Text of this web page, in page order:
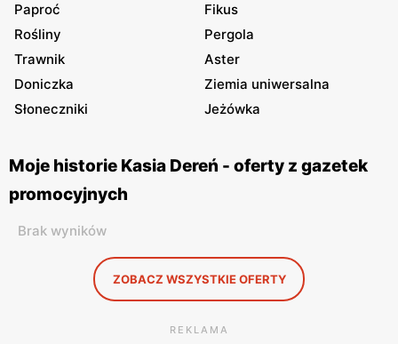
Paproć
Fikus
Rośliny
Pergola
Trawnik
Aster
Doniczka
Ziemia uniwersalna
Słoneczniki
Jeżówka
Moje historie Kasia Dereń - oferty z gazetek
promocyjnych
Brak wyników
ZOBACZ WSZYSTKIE OFERTY
REKLAMA